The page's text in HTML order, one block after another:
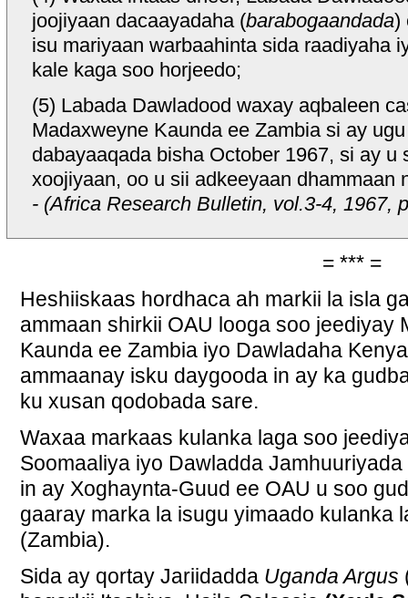
joojiyaan dacaayadaha (barabogaandada)
isu mariyaan warbaahinta sida raadiyaha
kale kaga soo horjeedo;
(5) Labada Dawladood waxay aqbaleen
Madaxweyne Kaunda ee Zambia si ay
dabayaaqada bisha October 1967, si ay u
xoojiyaan, oo u sii adkeeyaan dhammaan
- (Africa Research Bulletin, vol.3-4, 1967,
= *** =
Heshiiskaas hordhaca ah markii la isla
ammaan shirkii OAU looga soo jeediyay
Kaunda ee Zambia iyo Dawladaha
ammaanay isku daygooda in ay ka
ku xusan qodobada sare.
Waxaa markaas kulanka laga soo
Soomaaliya iyo Dawladda
in ay Xoghaynta-Guud ee OAU u soo
gaaray marka la isugu yimaado kulanka
(Zambia).
Sida ay qortay Jariidadda Uganda Argus